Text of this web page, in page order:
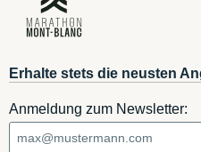
Erhalte stets die neusten
Anmeldung zum Newsletter: